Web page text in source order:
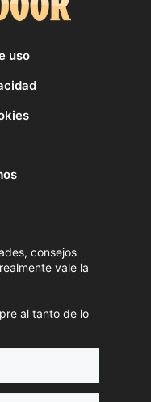
uso
consejos
vale la
al tanto de lo